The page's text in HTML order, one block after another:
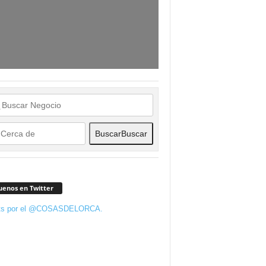
BuscarBuscar
en Twitter
por el @COSASDELORCA.